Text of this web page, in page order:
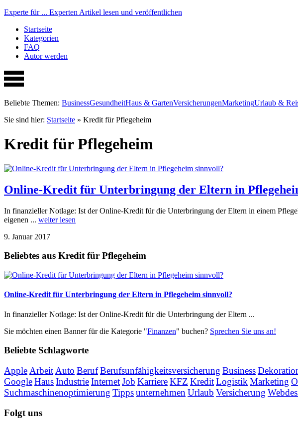
Experte für ... Experten Artikel lesen und veröffentlichen
Startseite
Kategorien
FAQ
Autor werden
Beliebte Themen: BusinessGesundheitHaus & GartenVersicherungenMarketingUrlaub &
Sie sind hier: Startseite » Kredit für Pflegeheim
Kredit für Pflegeheim
Online-Kredit für Unterbringung der Eltern in
In finanzieller Notlage: Ist der Online-Kredit für die Unterbringung der Eltern in einem
eigenen ... weiter lesen
9. Januar 2017
Beliebtes aus Kredit für Pflegeheim
Online-Kredit für Unterbringung der Eltern in Pflegeheim sinnvoll?
In finanzieller Notlage: Ist der Online-Kredit für die Unterbringung der Eltern ...
Sie möchten einen Banner für die Kategorie "Finanzen" buchen? Sprechen Sie uns an!
Beliebte Schlagworte
Apple Arbeit Auto BerufBerufsunfähigkeitsversicherung Business
GoogleHausIndustrieInternetJob KarriereKFZ KreditLogistik Marketing
Suchmaschinenoptimierung Tippsunternehmen Urlaub Versicherung
Folgt uns